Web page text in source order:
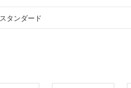
タンダード